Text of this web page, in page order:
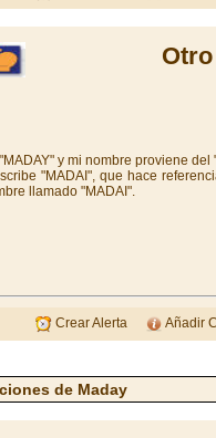
y mi nombre proviene
"MADAI", que hace
llamado "MADAI".
Crear Alerta Añadir
de Maday